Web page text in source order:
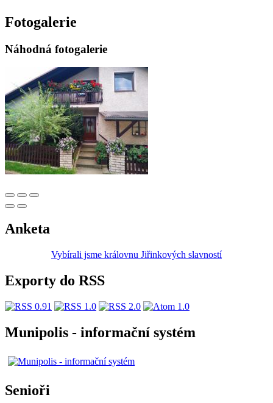
Fotogalerie
Náhodná fotogalerie
Anketa
Vybírali jsme královnu Jiřinkových slavností
Exporty do RSS
Munipolis - informační systém
Senioři